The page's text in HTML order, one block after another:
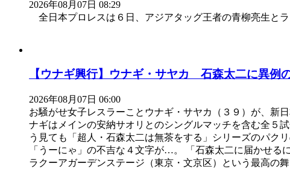
2026年08月07日 08:29
全日本プロレスは６日、アジアタッグ王者の青柳亮生と
【ウナギ興行】ウナギ・サヤカ 石森太二に異例
2026年08月07日 06:00
お騒がせ女子レスラーことウナギ・サヤカ（３９）が、
ナギはメインの安納サオリとのシングルマッチを含む全５
う見ても「超人・石森太二は無茶をする」シリーズのパク
「うーにゃ」の不吉な４文字が…。 「石森太二に届かせる
ラクーアガーデンステージ（東京・文京区）という最高の